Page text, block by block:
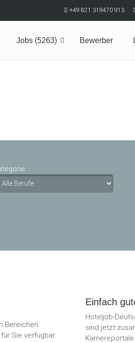
+49 821 319470 913
Jobs (5263) Bewerber
Bereichen
Sie verfügbar.
Einfach
Hoteljob-
sind jetzt